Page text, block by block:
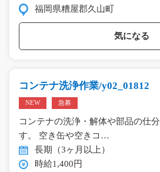
福岡県糟屋郡久山町
気になる
コンテナ洗浄作業/y02_01812
NEW 急募
コンテナの洗浄・解体や部品の仕
す。 空き缶や空きコ…
長期（3ヶ月以上）
時給1,400円